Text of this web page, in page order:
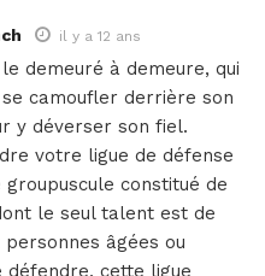
il y a 12 ans
demeuré à demeure, qui
camoufler derrière son
y déverser son fiel.
votre ligue de défense
groupuscule constitué de
le seul talent est de
personnes âgées ou
défendre, cette ligue